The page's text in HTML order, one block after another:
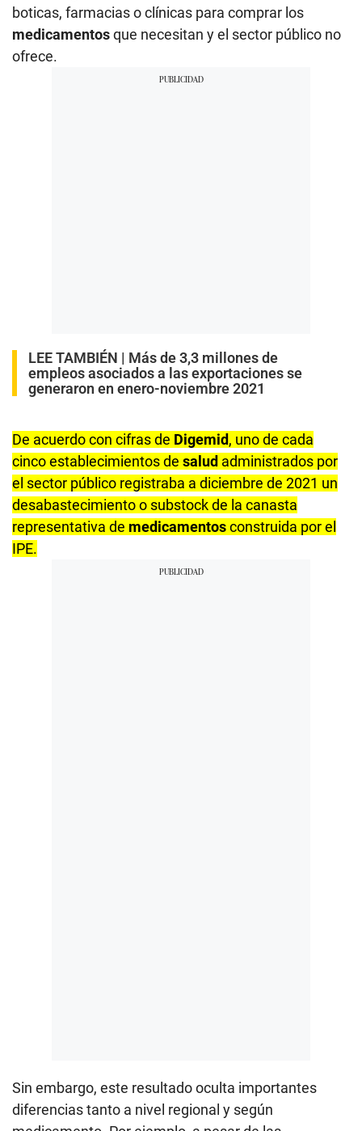
boticas, farmacias o clínicas para comprar los
medicamentosque necesitan y el sector público no
ofrece.
LEE TAMBIÉN | Más de 3,3 millones de
empleos asociados a las exportaciones se
generaron en enero-noviembre 2021
De acuerdo con cifras de Digemid, uno de cada
cinco establecimientos de salud administrados por
el sector público registraba a diciembre de 2021 un
desabastecimiento o substock de la canasta
representativa de medicamentosconstruida por el
IPE.
Sin embargo, este resultado oculta importantes
diferencias tanto a nivel regional y según